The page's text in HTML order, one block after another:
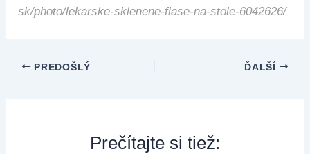
sk/photo/lekarske-sklenene-flase-na-stole-6042626/
PREDOŠLÝ ĎALŠÍ
Prečítajte si tiež: